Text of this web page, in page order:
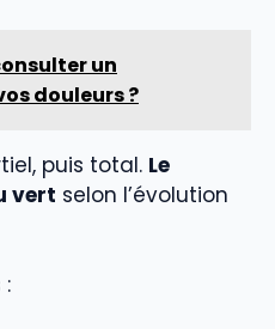
un
douleurs ?
puis total. Le
vert selon l’évolution